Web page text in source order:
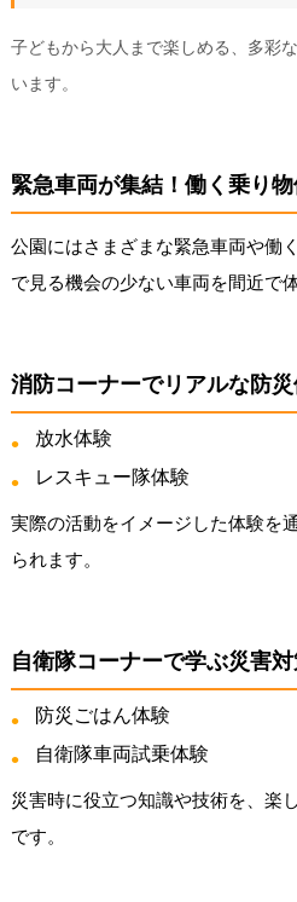
子どもから大人まで楽しめる、多彩
います。
緊急車両が集結！働く乗り
公園にはさまざまな緊急車両や働
で見る機会の少ない車両を間近で
消防コーナーでリアルな防
放水体験
レスキュー隊体験
実際の活動をイメージした体験を
られます。
自衛隊コーナーで学ぶ災害
防災ごはん体験
自衛隊車両試乗体験
災害時に役立つ知識や技術を、楽
です。